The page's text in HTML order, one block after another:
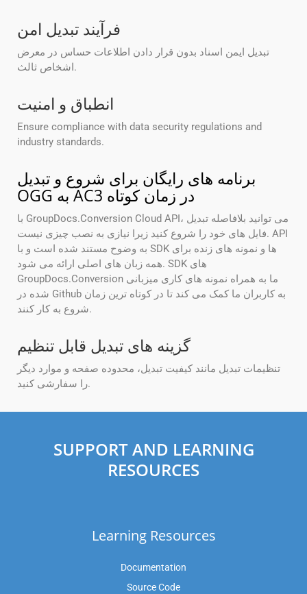
فرآیند تبدیل امن
تبدیل ایمن اسناد بدون قرار دادن اطلاعات حساس در معرض
اشخاص ثالث.
انطباق و امنیت
Ensure compliance with data security regulations and
industry standards.
برنامه های رایگان برای شروع و تبدیل
OGG به AC3 در زمان کوتاه
با GroupDocs.Conversion Cloud API، می توانید بلافاصله تبدیل
فایل های خود را شروع کنید زیرا نیازی به نصب چیزی نیست. API
به وضوح مستند شده است و با SDK ها و نمونه های زنده برای
همه زبان های اصلی ارائه می شود. SDK های
GroupDocs.Conversion ما به همراه نمونه های کاری میزبانی
شده در Github به کاربران ما کمک می کند تا در کوتاه ترین زمان
شروع به کار کنند.
گزینه های تبدیل قابل تنظیم
تنظیمات تبدیل مانند کیفیت تبدیل، محدوده صفحه و موارد دیگر
را سفارشی کنید.
SUPPORT AND LEARNING
RESOURCES
Learning Resources
Documentation
Source Code